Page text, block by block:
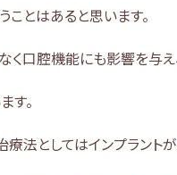
とはあると思います。
く口腔機能にも影響を与え
す。
法としてはインプラントが